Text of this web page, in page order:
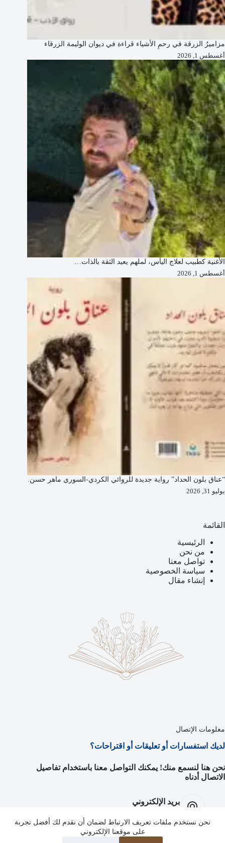
نحن نستخدم ملفات تعريف الارتباط لضمان أن نقدم لك أفضل تجربة
على موقعنا الإلكتروني
مزاميرُ الزرقة في رحمِ الأشياء قراءة في ديوان الوليمة الزرقاء
أغسطس 1, 2026
الأغنية كطبيب لعلاج اليأس، لملهم يعيد الثقة بالذات…
أغسطس 1, 2026
“عناق بلون الحداد” رواية جديدة للروائي الكردي-السوري ماهر حسن.
يوليو 31, 2026
القائمة
الرئيسية
من نحن
تواصل معنا
سياسة الخصوصية
إنشاء مقال
معلومات الإتصال
لديك استفسارات أو تعليقات أو اقتراحات؟
نحن هنا لنسمع منك! يمكنك التواصل معنا باستخدام تفاصيل
الاتصال أدناه
بريد الإلكتروني
Facebook:
EYWANA WÊJEYÊ